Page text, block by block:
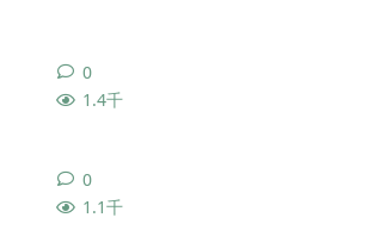
1.4千
0
1.1千
0